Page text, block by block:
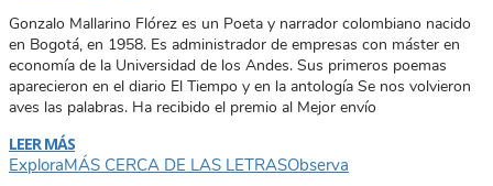
Gonzalo Mallarino Flórez es un Poeta y narrador colombiano nacido
en Bogotá, en 1958. Es administrador de empresas con máster en
economía de la Universidad de los Andes. Sus primeros poemas
aparecieron en el diario El Tiempo y en la antología Se nos volvieron
aves las palabras. Ha recibido el premio al Mejor envío
LEER MÁS
ExploraMÁS CERCA DE LAS LETRASObserva